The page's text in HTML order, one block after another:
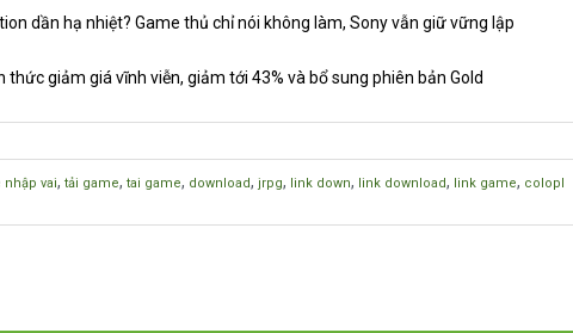
dần hạ nhiệt? Game thủ chỉ nói không làm, Sony vẫn giữ vững lập
thức giảm giá vĩnh viễn, giảm tới 43% và bổ sung phiên bản Gold
nhập vai, tải game, tai game, download, jrpg, link down, link download, link game, colopl